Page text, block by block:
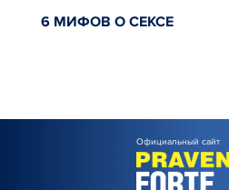
6 МИФОВ О СЕКСЕ
Официальный сайт